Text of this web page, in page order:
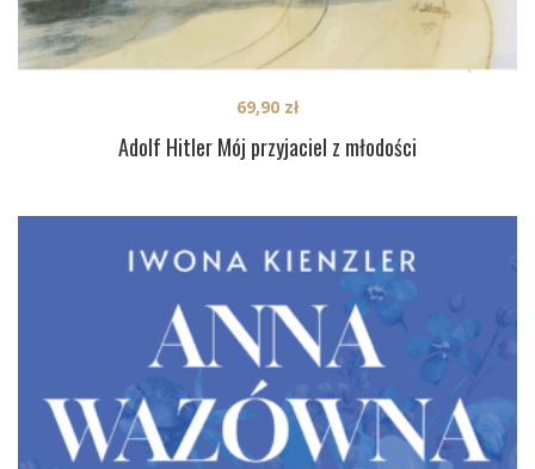
Adolf Hitler Mój przyjaciel z młodości
69,90 zł